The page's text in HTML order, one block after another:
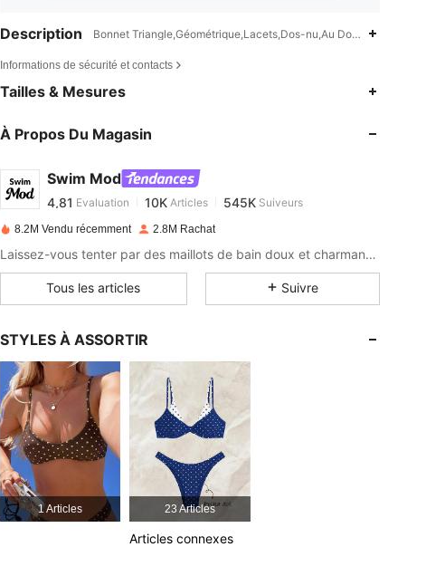
Description Bonnet Triangle,Géométrique,Lacets,Dos-nu,Au Dos Noué
Informations de sécurité et contacts
Tailles & Mesures
À Propos Du Magasin
Swim Mod
4,81 10K
Evaluation 10KArticles
n***opayéIl y a 1 jour
4,81 10K 545K
4,81 10K 545K
4,81 10K
8.2M Vendu récemment 2.8M Rachat
Laissez-vous tenter par des maillots de bain doux et charmants pour les journées au bord de mer.
Tous les articles Suivre
STYLES À ASSORTIR
1 Articles 23 Articles
Articles connexes